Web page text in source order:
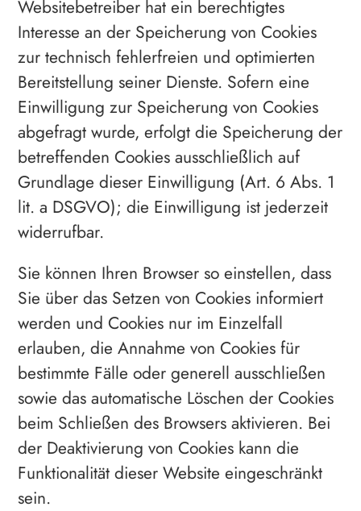
Websitebetreiber hat ein berechtigtes
Interesse an der Speicherung von Cookies
zur technisch fehlerfreien und optimierten
Bereitstellung seiner Dienste. Sofern eine
Einwilligung zur Speicherung von Cookies
abgefragt wurde, erfolgt die Speicherung der
betreffenden Cookies ausschließlich auf
Grundlage dieser Einwilligung (Art. 6 Abs. 1
lit. a DSGVO); die Einwilligung ist jederzeit
widerrufbar.
Sie können Ihren Browser so einstellen, dass
Sie über das Setzen von Cookies informiert
werden und Cookies nur im Einzelfall
erlauben, die Annahme von Cookies für
bestimmte Fälle oder generell ausschließen
sowie das automatische Löschen der Cookies
beim Schließen des Browsers aktivieren. Bei
der Deaktivierung von Cookies kann die
Funktionalität dieser Website eingeschränkt
sein.